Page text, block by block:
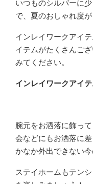
いつものシルバーに
で、夏のおしゃれ度
インレイワークアイ
イテムがたくさんご
みてください。
インレイワークアイ
腕元をお洒落に飾っ
会などにもお洒落に
かなか外出できない
ステイホームもテン